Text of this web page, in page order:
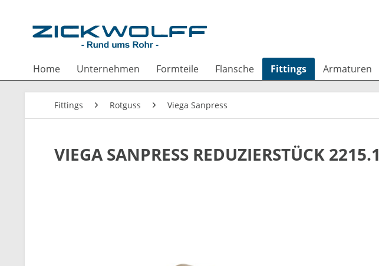
Home Unternehmen Formteile Flansche Fittings Armaturen
Fittings Rotguss Viega Sanpress
VIEGA SANPRESS REDUZIERSTÜCK 2215.1